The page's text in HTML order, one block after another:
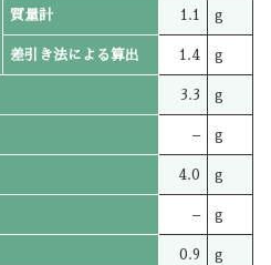
質量計 1.1 g
差引き法による算出 1.4 g
3.3 g
– g
4.0 g
– g
0.9 g